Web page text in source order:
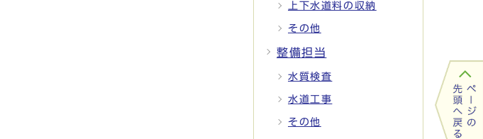
上下水道料の収納
その他
整備担当
水質検査
水道工事
その他